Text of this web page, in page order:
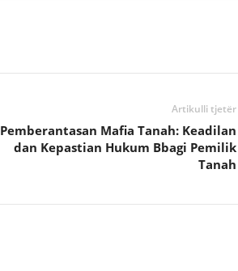
Artikulli tjetër
Pemberantasan Mafia Tanah: Keadilan
dan Kepastian Hukum Bbagi Pemilik
Tanah